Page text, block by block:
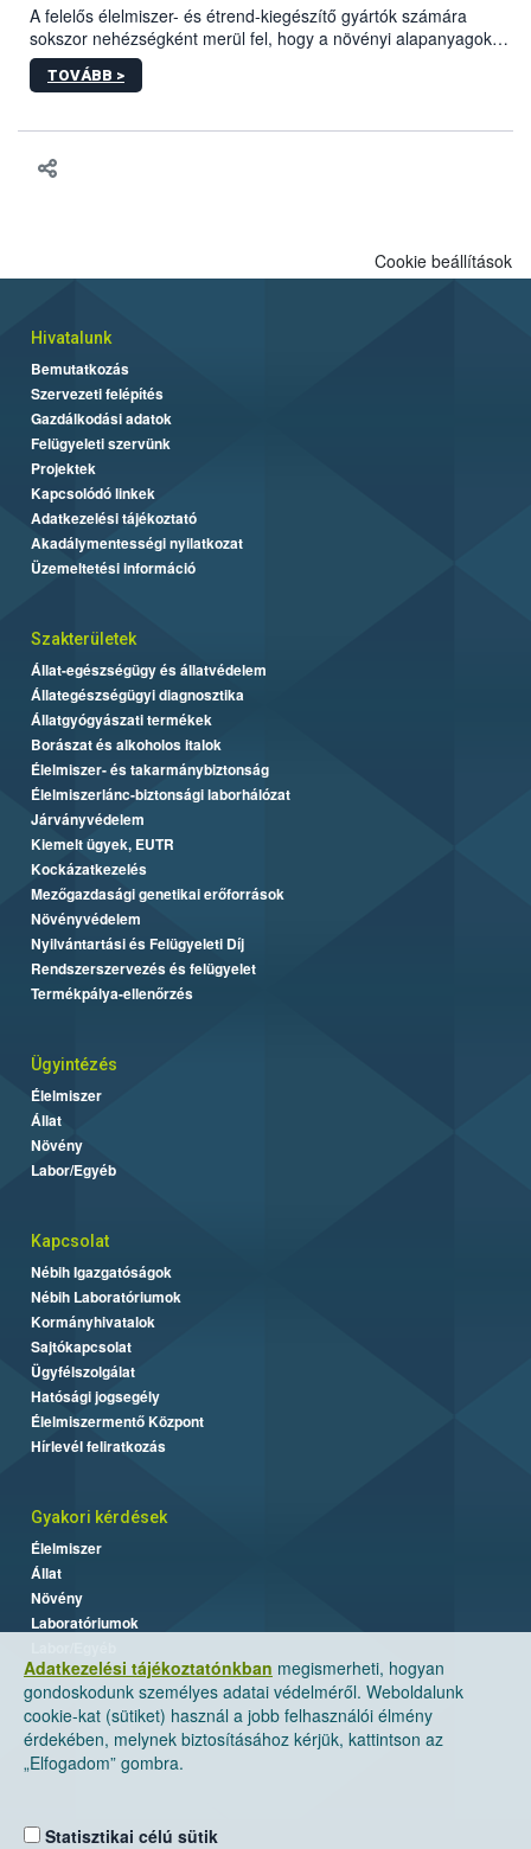
növényi kivonatok élelmiszer-biztonsági
kockázatértékeléséhez szükséges adatbázisokról
A felelős élelmiszer- és étrend-kiegészítő gyártók számára
sokszor nehézségként merül fel, hogy a növényi alapanyagok
és kivonatok, melyek jelenleg uniós szinten nem szabályozottak,
milyen tisztasági, minőségi és biztonsági paramétereknek
minden adatot összevetve dönteni arról, hogy egy alapanyagot
folyamatban szeretnénk segítséget nyújtani a vállalkozásnak az
TOVÁBB >
Adatkezelési tájékoztatónkban megismerheti, hogyan
gondoskodunk személyes adatai védelméről. Weboldalunk
cookie-kat (sütiket) használ a jobb felhasználói élmény
érdekében, melynek biztosításához kérjük, kattintson az
„Elfogadom” gombra.
Statisztikai célú sütik
Cookie beállítások
Hivatalunk
Bemutatkozás
Szervezeti felépítés
Gazdálkodási adatok
Felügyeleti szervünk
Projektek
Kapcsolódó linkek
Adatkezelési tájékoztató
Akadálymentességi nyilatkozat
Üzemeltetési információ
Szakterületek
Állat-egészségügy és állatvédelem
Állategészségügyi diagnosztika
Állatgyógyászati termékek
Borászat és alkoholos italok
Élelmiszer- és takarmánybiztonság
Élelmiszerlánc-biztonsági laborhálózat
Járványvédelem
Kiemelt ügyek, EUTR
Kockázatkezelés
Mezőgazdasági genetikai erőforrások
Növényvédelem
Nyilvántartási és Felügyeleti Díj
Rendszerszervezés és felügyelet
Termékpálya-ellenőrzés
Ügyintézés
Élelmiszer
Állat
Növény
Labor/Egyéb
Kapcsolat
Nébih Igazgatóságok
Nébih Laboratóriumok
Kormányhivatalok
Sajtókapcsolat
Ügyfélszolgálat
Hatósági jogsegély
Élelmiszermentő Központ
Hírlevél feliratkozás
Gyakori kérdések
Élelmiszer
Állat
Növény
Laboratóriumok